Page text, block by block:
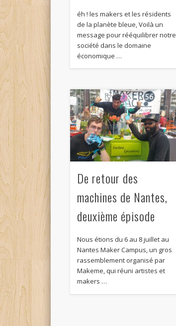
éh ! les makers et les résidents
de la planète bleue, Voilà un
message pour rééquilibrer notre
société dans le domaine
économique …
De retour des
machines de Nantes,
deuxième épisode
Nous étions du 6 au 8 juillet au
Nantes Maker Campus, un gros
rassemblement organisé par
Makeme, qui réuni artistes et
makers …